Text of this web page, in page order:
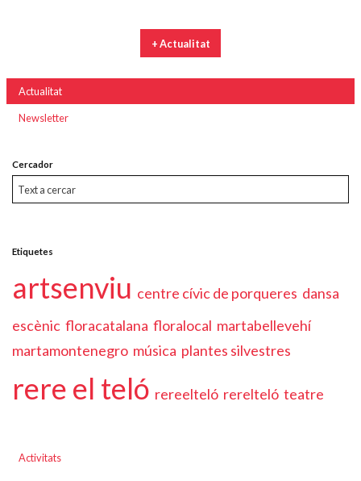
+ Actualitat
Actualitat
Newsletter
Cercador
Etiquetes
artsenviu centre cívic de porqueres dansa
escènic floracatalana floralocal martabellevehí
martamontenegro música plantes silvestres
rere el teló rereelteló rerelteló teatre
Activitats